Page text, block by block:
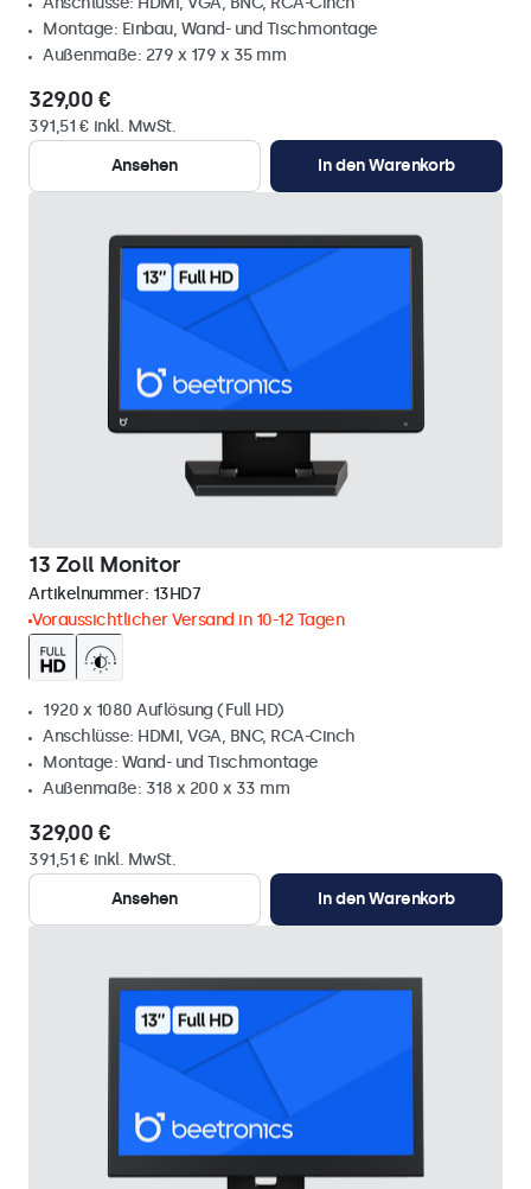
Montage: Einbau, Wand- und Tischmontage
Außenmaße: 279 x 179 x 35 mm
329,00 €
391,51 € inkl. MwSt.
Ansehen
In den Warenkorb
13 Zoll Monitor
Artikelnummer: 13HD7
Voraussichtlicher Versand in 10-12 Tagen
1920 x 1080 Auflösung (Full HD)
Anschlüsse: HDMI, VGA, BNC, RCA-Cinch
Montage: Wand- und Tischmontage
Außenmaße: 318 x 200 x 33 mm
329,00 €
391,51 € inkl. MwSt.
Ansehen
In den Warenkorb